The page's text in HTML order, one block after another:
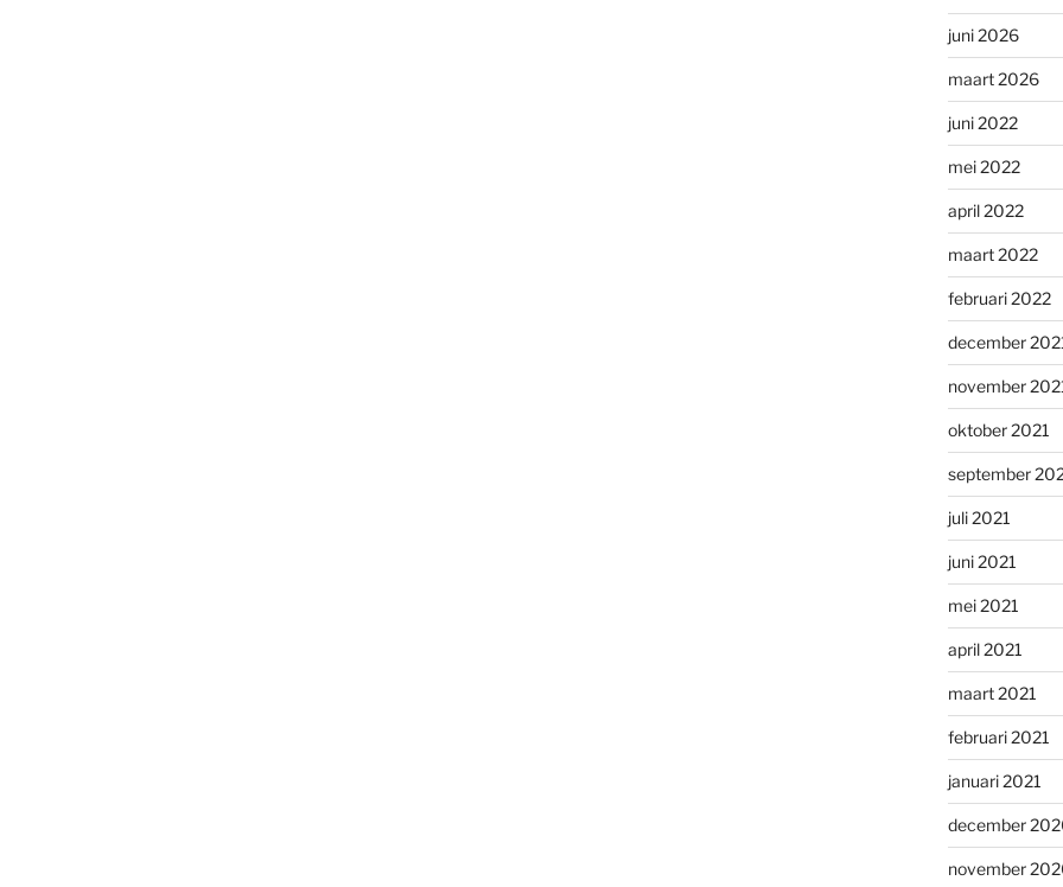
juni 2026
maart 2026
juni 2022
mei 2022
april 2022
maart 2022
februari 2022
december
november
oktober 2021
september
juli 2021
juni 2021
mei 2021
april 2021
maart 2021
februari 2021
januari 2021
december
november